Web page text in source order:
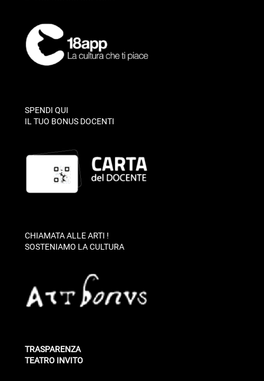
SPENDI QUI
IL TUO BONUS DOCENTI
CHIAMATA ALLE ARTI !
SOSTENIAMO LA CULTURA
TRASPARENZA
TEATRO INVITO